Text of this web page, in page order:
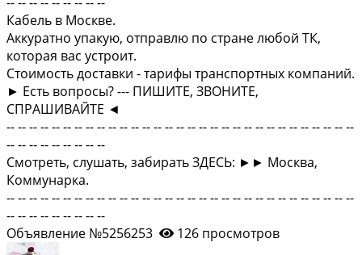
Кабель в Москве.
Аккуратно упакую, отправлю по стране любой ТК,
которая вас устроит.
Стоимость доставки - тарифы транспортных компаний.
► Есть вопросы? --- ПИШИТЕ, ЗВОНИТЕ,
СПРАШИВАЙТЕ ◄
-- -- -- -- -- -- -- -- -- -- -- -- -- -- -- -- -- -- -- -- -- -- -- -- -- -- -- -- -- -- --
-- -- -- -- -- -- -- -- --
Смотреть, слушать, забирать ЗДЕСЬ: ►► Москва,
Коммунарка.
-- -- -- -- -- -- -- -- -- -- -- -- -- -- -- -- -- -- -- -- -- -- -- -- -- -- -- -- -- -- --
-- -- -- -- -- -- -- -- --
Объявление №5256253
126 просмотров